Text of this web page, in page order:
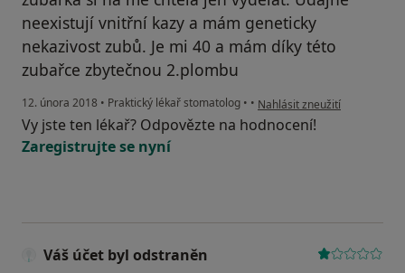
neexistují vnitřní kazy a mám geneticky
nekazivost zubů. Je mi 40 a mám díky této
zubařce zbytečnou 2.plombu
12. února 2018 • Praktický lékař stomatolog • • podle názoru uživatele Váš
Nahlásit zneužití
Vy jste ten lékař? Odpovězte na hodnocení!
Zaregistrujte se nyní
Váš účet byl odstraněn